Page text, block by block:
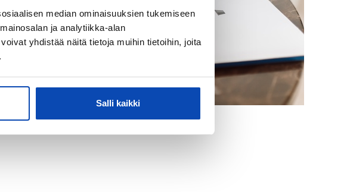
median ominaisuuksien tukemiseen
ja analytiikka-alan
yhdistää näitä tietoja muihin tietoihin, joita
Salli kaikki